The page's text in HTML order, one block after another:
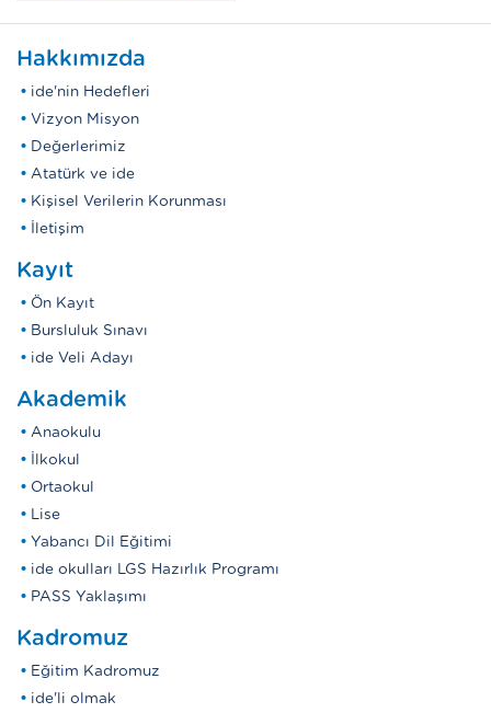
Hakkımızda
ide'nin Hedefleri
Vizyon Misyon
Değerlerimiz
Atatürk ve ide
Kişisel Verilerin Korunması
İletişim
Kayıt
Ön Kayıt
Bursluluk Sınavı
ide Veli Adayı
Akademik
Anaokulu
İlkokul
Ortaokul
Lise
Yabancı Dil Eğitimi
ide okulları LGS Hazırlık Programı
PASS Yaklaşımı
Kadromuz
Eğitim Kadromuz
ide'li olmak